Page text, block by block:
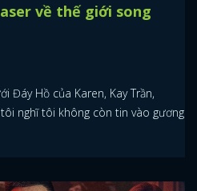
về thế giới song
Đáy Hồ của Karen, Kay Trần,
nghĩ tôi không còn tin vào gương